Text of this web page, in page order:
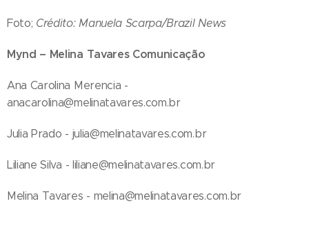
Foto; Crédito: Manuela Scarpa/Brazil News
Mynd – Melina Tavares Comunicação
Ana Carolina Merencia -
anacarolina@melinatavares.com.br
Julia Prado - julia@melinatavares.com.br
Liliane Silva - liliane@melinatavares.com.br
Melina Tavares - melina@melinatavares.com.br